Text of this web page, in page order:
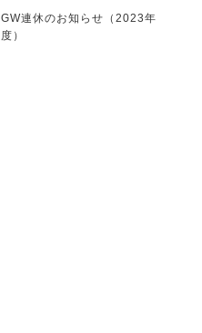
GW連休のお知らせ（2023年
度）